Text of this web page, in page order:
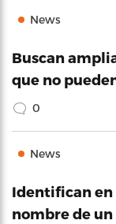
News
Buscan
que no
0
News
Identifican en
nombre de